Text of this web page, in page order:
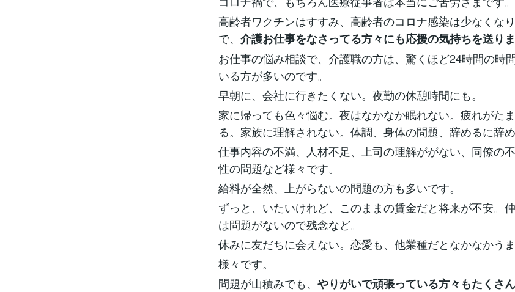
高齢者ワクチンはすすみ、高齢者のコロナ感染は少なくな
で、 介護お仕事をなさってる方々にも応援の気持ちを送りま
お仕事の悩み相談で、介護職の方は、驚くほど24時間の時
いる方が多いのです。
早朝に、会社に行きたくない。夜勤の休憩時間にも。
家に帰っても色々悩む。夜はなかなか眠れない。疲れがた
る。家族に理解されない。体調、身体の問題、辞めるに辞め
仕事内容の不満、人材不足、上司の理解ががない、同僚の
性の問題など様々です。
給料が全然、上がらないの問題の方も多いです。
ずっと、いたいけれど、このままの賃金だと将来が不安。
は問題がないので残念など。
休みに友だちに会えない。恋愛も、他業種だとなかなかうま
様々です。
問題が山積みでも、 やりがいで頑張っている方々もたくさん